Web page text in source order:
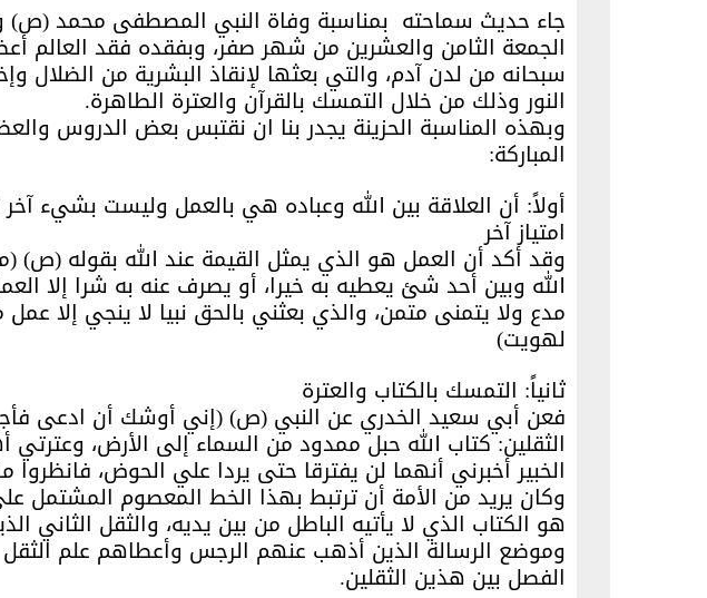
جاء حديث سماحته بمناسبة وفاة النبي المصطفى محمد (ص)
الجمعة الثامن والعشرين من شهر صفر، وبفقده فقد العالم
سبحانه من لدن آدم، والتي بعثها لإنقاذ البشرية من الضلال
النور وذلك من خلال التمسك بالقرآن والعترة الطاهرة.
وبهذه المناسبة الحزينة يجدر بنا ان نقتبس بعض الدروس
المباركة:
أولاً: أن العلاقة بين الله وعباده هي بالعمل وليست بشيء آخر
امتياز آخر
وقد أكد أن العمل هو الذي يمثل القيمة عند الله بقوله (ص)
الله وبين أحد شئ يعطيه به خيرا، أو يصرف عنه به شرا إلا
مدع ولا يتمنى متمن، والذي بعثني بالحق نبيا لا ينجي إلا
لهويت)
ثانياً: التمسك بالكتاب والعترة
فعن أبي سعيد الخدري عن النبي (ص) (إني أوشك أن ادعى
الثقلين: كتاب الله حبل ممدود من السماء إلى الأرض،
الخبير أخبرني أنهما لن يفترقا حتى يردا علي الحوض، فانظروا
وكان يريد من الأمة أن ترتبط بهذا الخط المعصوم المشتمل
هو الكتاب الذي لا يأتيه الباطل من بين يديه، والثقل الثاني
وموضع الرسالة الذين أذهب عنهم الرجس وأعطاهم علم الثقل
الفصل بين هذين الثقلين.